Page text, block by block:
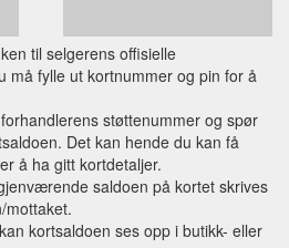
til selgerens offisielle
må fylle ut kortnummer og pin for å
støttenummer og spør
Det kan hende du kan få
å ha gitt kortdetaljer.
saldoen på kortet skrives
mottaket.
kortsaldoen ses opp i butikk- eller